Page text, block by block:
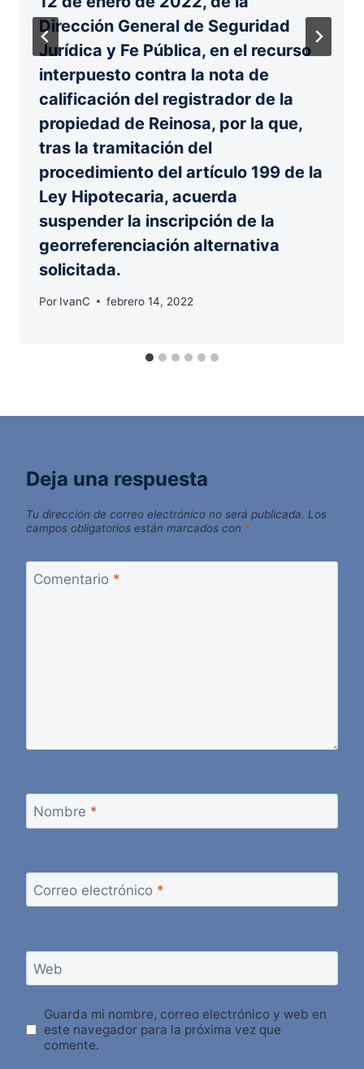
Dirección General de Seguridad
Jurídica y Fe Pública, en el recurso
interpuesto contra la nota de
calificación del registrador de la
propiedad de Reinosa, por la que,
tras la tramitación del
procedimiento del artículo 199 de la
Ley Hipotecaria, acuerda
suspender la inscripción de la
georreferenciación alternativa
solicitada.
Por IvanC febrero 14, 2022
Deja una respuesta
Tu dirección de correo electrónico no será publicada. Los
campos obligatorios están marcados con *
Comentario *
Nombre *
Correo electrónico *
Web
Guarda mi nombre, correo electrónico y web en
este navegador para la próxima vez que
comente.